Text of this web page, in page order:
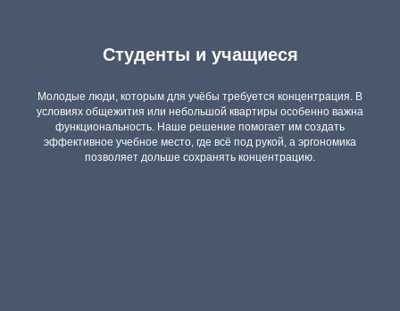
Студенты и учащиеся
Молодые люди, которым для учёбы требуется концентрация. В
условиях общежития или небольшой квартиры особенно важна
функциональность. Наше решение помогает им создать
эффективное учебное место, где всё под рукой, а эргономика
позволяет дольше сохранять концентрацию.